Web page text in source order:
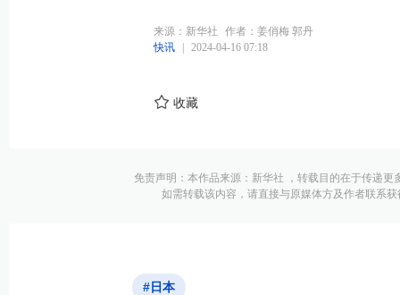
来源：新华社
作者：姜俏梅 郭丹
快讯
2024-04-16 07:18
收藏
免责声明：本作品来源：新华社 ，转载目的在于传递
如需转载该内容，请直接与原媒体方及作者联系
#日本